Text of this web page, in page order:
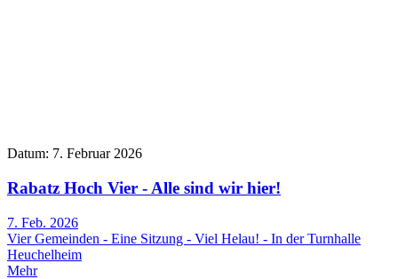
Datum: 7. Februar 2026
Rabatz Hoch Vier - Alle sind wir hier!
7. Feb. 2026
Vier Gemeinden - Eine Sitzung - Viel Helau! - In der Turnhalle
Heuchelheim
Mehr